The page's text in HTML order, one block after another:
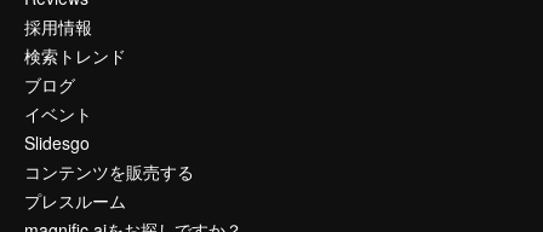
採用情報
検索トレンド
ブログ
イベント
Slidesgo
コンテンツを販売する
プレスルーム